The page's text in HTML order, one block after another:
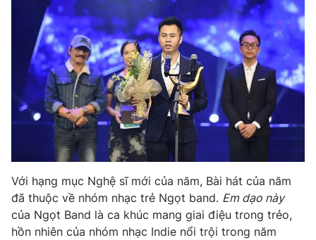
Thị trường 24h Tấm lòng Việt
VTV4 Vươn mình bằng AI
VTV9 VTV8
Liên hệ tòa soạn English
THỜI BÁO VTV
Với hạng mục Nghệ sĩ mới của năm, Bài hát của năm
đã thuộc về nhóm nhạc trẻ Ngọt band. Em dạo này
của Ngọt Band là ca khúc mang giai điệu trong trẻo,
hồn nhiên của nhóm nhạc Indie nổi trội trong năm